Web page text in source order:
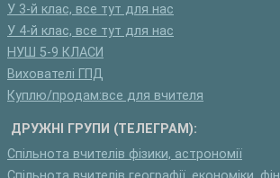
У 3-й клас, все тут для нас
У 4-й клас, все тут для нас
НУШ 5-9 КЛАСИ
Вихователі ГПД
Куплю/продам:все для вчителя
ДРУЖНІ ГРУПИ (ТЕЛЕГРАМ):
Спільнота вчителів фізики, астрономії